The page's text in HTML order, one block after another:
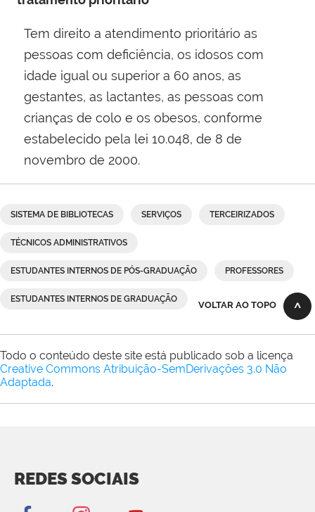
Tem direito a atendimento prioritário as
pessoas com deficiência, os idosos com
idade igual ou superior a 60 anos, as
gestantes, as lactantes, as pessoas com
crianças de colo e os obesos, conforme
estabelecido pela lei 10.048, de 8 de
novembro de 2000​.
SISTEMA DE BIBLIOTECAS SERVIÇOS TERCEIRIZADOS
TÉCNICOS ADMINISTRATIVOS
ESTUDANTES INTERNOS DE PÓS-GRADUAÇÃO PROFESSORES
ESTUDANTES INTERNOS DE GRADUAÇÃO
VOLTAR AO TOPO
Todo o conteúdo deste site está publicado sob a licença
Creative Commons Atribuição-SemDerivações 3.0 Não
Adaptada.
REDES SOCIAIS